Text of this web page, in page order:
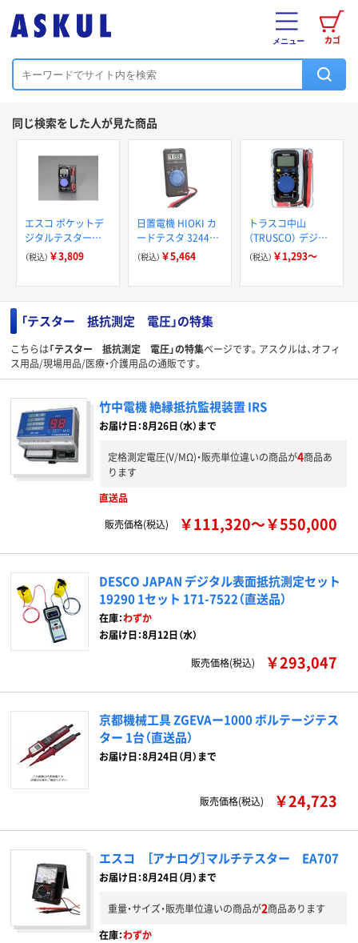
カゴ
メニュー
同じ検索をした人が見た商品
エスコ ポケットデ
ジタルテスター
EA707BB-3D 1個
（税込） ￥3,809
日置電機 HIOKI カ
ードテスタ 3244ー
60 1台(1個) 392-
5129（直送品）
（税込） ￥5,464
トラスコ中山
（TRUSCO） デジタ
ルカードテスター
TDM-50/専用テスト
（税込） ￥1,293～
「テスター 抵抗測定 電圧」の特集
こちらは「テスター 抵抗測定 電圧」の特集ページです。アスクルは、オフィ
ス用品/現場用品/医療・介護用品の通販です。
竹中電機 絶縁抵抗監視装置 IRS
お届け日：8月26日（水）まで
定格測定電圧(V/MΩ)・販売単位違いの商品が4商品あ
ります
直送品
販売価格(税込)
￥111,320～￥550,000
DESCO JAPAN デジタル表面抵抗測定セット
19290 1セット 171-7522（直送品）
在庫：わずか
お届け日：8月12日（水）
販売価格(税込) ￥293,047
京都機械工具 ZGEVAー1000 ボルテージテス
ター 1台（直送品）
お届け日：8月24日（月）まで
販売価格(税込) ￥24,723
エスコ ［アナログ］マルチテスター EA707
お届け日：8月24日（月）まで
重量・サイズ・販売単位違いの商品が2商品あります
在庫：わずか